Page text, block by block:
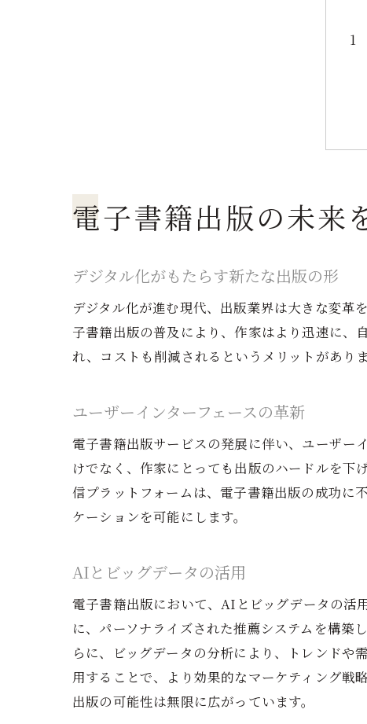
電子書籍出版の未来
デジタル化がもたらす新たな出版の形
デジタル化が進む現代、出版業界は大きな変革
子書籍出版の普及により、作家はより迅速に、
れ、コストも削減されるというメリットがあり
ユーザーインターフェースの革新
電子書籍出版サービスの発展に伴い、ユーザー
けでなく、作家にとっても出版のハードルを下
信プラットフォームは、電子書籍出版の成功に
ケーションを可能にします。
AIとビッグデータの活用
電子書籍出版において、AIとビッグデータの活
に、パーソナライズされた推薦システムを構築
らに、ビッグデータの分析により、トレンドや
用することで、より効果的なマーケティング戦
出版の可能性は無限に広がっています。